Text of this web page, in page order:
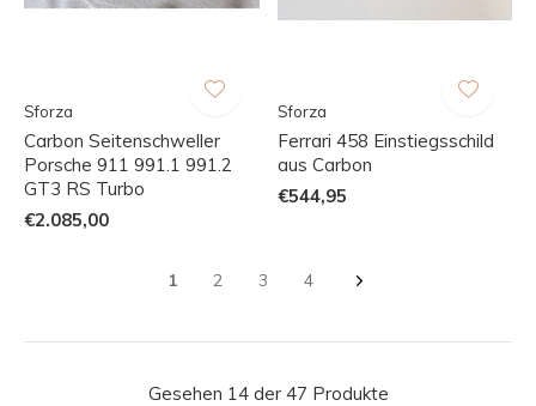
Sforza
Carbon Seitenschweller
Porsche 911 991.1 991.2
GT3 RS Turbo
€2.085,00
Sforza
Ferrari 458 Einstiegsschild
aus Carbon
€544,95
1 2 3 4
Gesehen 14 der 47 Produkte